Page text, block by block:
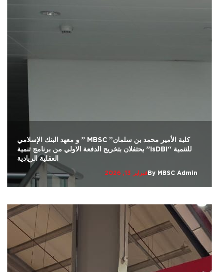
كلية الأمير محمد بن سلمان” MBSC ” و معهد البنك الإسلامي
للتنمية “IsDBI” يحتفلان بتخريج الدفعة الاولي من برنامج تنمية
العقلية الريادية
By MBSC Admin فبراير 13, 2026